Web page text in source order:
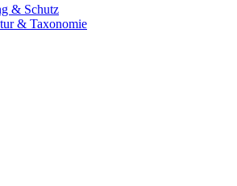
& Schutz
& Taxonomie